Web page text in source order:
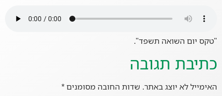
"טקס יום השואה תשפד".
כתיבת תגובה
האימייל לא יוצג באתר. שדות החובה מסומנים*